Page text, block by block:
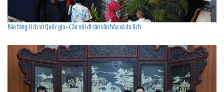
Bảo tàng Lịch sử Quốc gia - Cầu nối di sản văn hóa và du lịch